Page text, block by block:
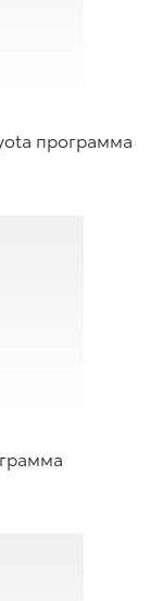
программа